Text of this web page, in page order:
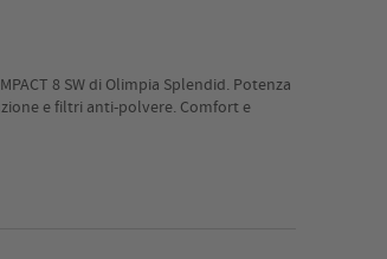
8 SW di Olimpia Splendid. Potenza
e filtri anti-polvere. Comfort e